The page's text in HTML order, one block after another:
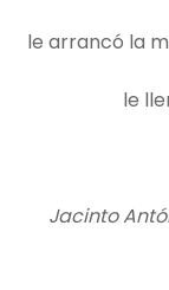
le arrancó la
le
Jacinto